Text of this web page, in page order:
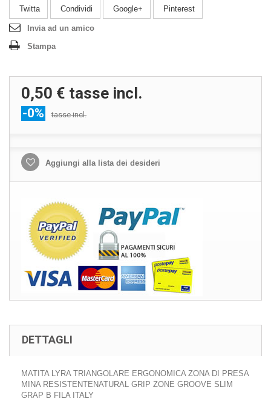
Twitta Condividi Google+ Pinterest
Invia ad un amico
Stampa
0,50 € tasse incl.
-0% tasse incl.
Aggiungi alla lista dei desideri
DETTAGLI
MATITA LYRA TRIANGOLARE ERGONOMICA ZONA DI PRESA
MINA RESISTENTENATURAL GRIP ZONE GROOVE SLIM
GRAP B FILA ITALY